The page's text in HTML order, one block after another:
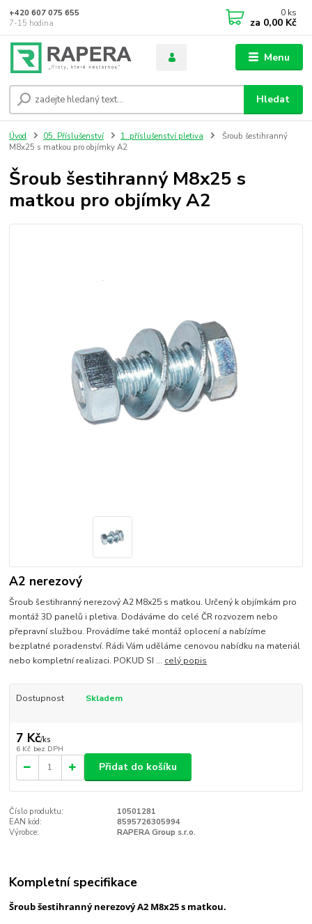
Menu
Hledat
+420 607 075 655
7-15 hodina
0 ks
za 0,00 Kč
Úvod 05. Příslušenství 1. příslušenství pletiva
Šroub šestihranný
M8x25 s matkou pro objímky A2
Šroub šestihranný M8x25 s
matkou pro objímky A2
A2 nerezový
Šroub šestihranný nerezový A2 M8x25 s matkou. Určený k objímkám pro
montáž 3D panelů i pletiva. Dodáváme do celé ČR rozvozem nebo
přepravní službou. Provádíme také montáž oplocení a nabízíme
bezplatné poradenství. Rádi Vám uděláme cenovou nabídku na materiál
nebo kompletní realizaci. POKUD SI ... celý popis
Dostupnost Skladem
7 Kč/ks
6 Kč bez DPH
Přidat do košíku
Číslo produktu:
10501281
EAN kód:
8595726305994
Výrobce:
RAPERA Group s.r.o.
Kompletní specifikace
Šroub šestihranný nerezový A2 M8x25 s matkou.